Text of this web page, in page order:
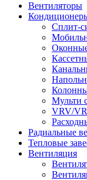
Вентиляторы
Сплит-
Мульти
VRV/
Радиальные
Тепловые
Вентиляция